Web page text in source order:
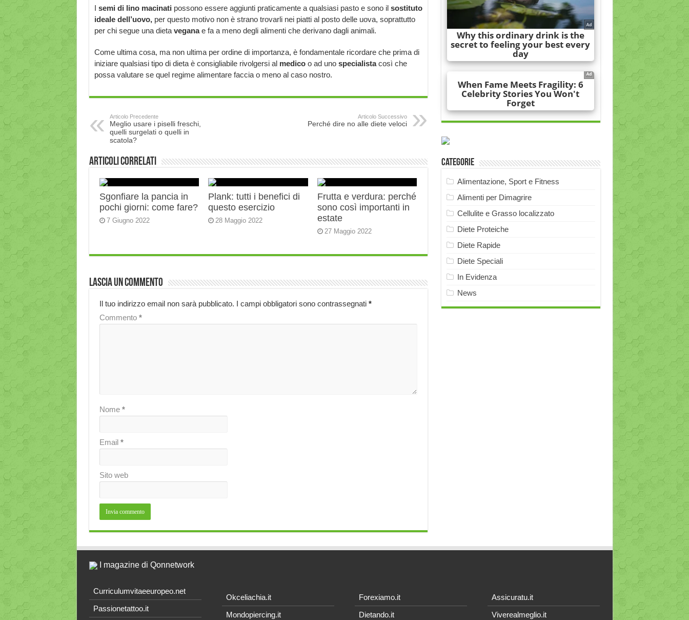
I semi di lino macinati possono essere aggiunti praticamente a qualsiasi pasto e sono il sostituto
ideale dell’uovo, per questo motivo non è strano trovarli nei piatti al posto delle uova, soprattutto
per chi segue una dieta veganae fa a meno degli alimenti che derivano dagli animali.
Come ultima cosa, ma non ultima per ordine di importanza, è fondamentale ricordare che prima di
iniziare qualsiasi tipo di dieta è consigliabile rivolgersi al medico o ad uno specialistacosì che
possa valutare se quel regime alimentare faccia o meno al caso nostro.
Articolo Precedente
Meglio usare i piselli freschi,
quelli surgelati o quelli in
scatola?
Articolo Successivo
Perché dire no alle diete veloci
Articoli correlati
Sgonfiare la pancia in
pochi giorni: come fare?
7 Giugno 2022
Plank: tutti i benefici di
questo esercizio
28 Maggio 2022
Frutta e verdura: perché
sono così importanti in
estate
27 Maggio 2022
Lascia un commento
Il tuo indirizzo email non sarà pubblicato. I campi obbligatori sono contrassegnati *
Commento *
Nome *
Email *
Sito web
Categorie
Alimentazione, Sport e Fitness
Alimenti per Dimagrire
Cellulite e Grasso localizzato
Diete Proteiche
Diete Rapide
Diete Speciali
In Evidenza
News
I magazine di Qonnetwork
Curriculumvitaeeuropeo.net
Passionetattoo.it
Okceliachia.it
Mondopiercing.it
Forexiamo.it
Dietando.it
Assicuratu.it
Viverealmeglio.it